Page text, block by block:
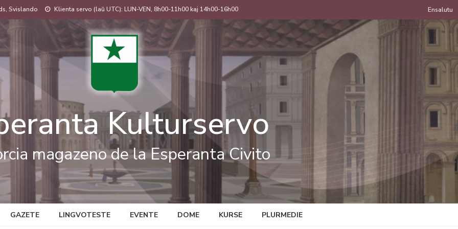
Svislando Klienta servo (laŭ UTC): LUN-VEN, 8h00-11h00 kaj 14h00-16h00
de
Ensalutu
Kulturservo
magazeno de la Esperanta Civito
GAZETE LINGVOTESTE EVENTE DOME KURSE PLURMEDIE